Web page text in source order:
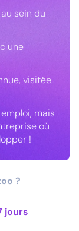
sein du
une
visitée
mais
où
!
?
jours